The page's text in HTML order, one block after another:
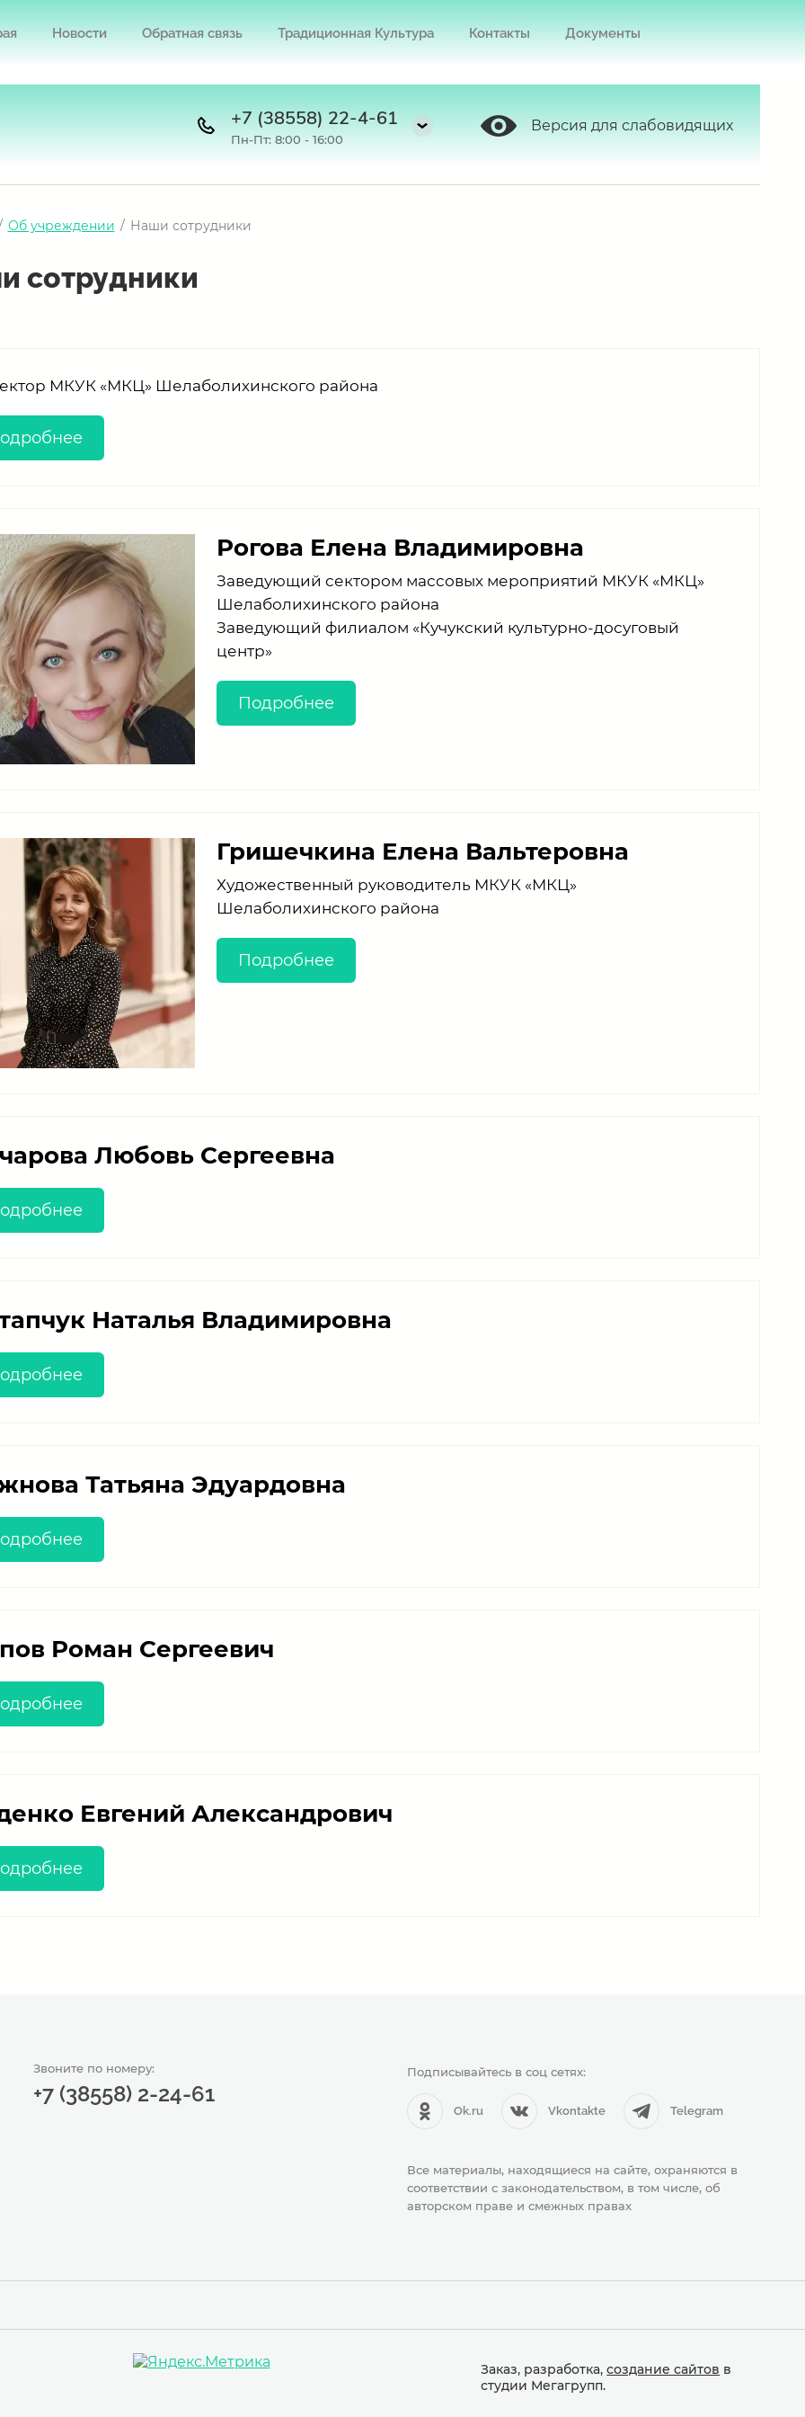
Новости Обратная связь Традиционная Культура Контакты Документы
Пн-Пт: 8:00 - 16:00
+7 (38558) 22-4-61 Версия для слабовидящих
Об учреждении / Наши сотрудники
сотрудники
МКУК «МКЦ» Шелаболихинского района
Рогова Елена Владимировна
Заведующий сектором массовых мероприятий МКУК «МКЦ»
Шелаболихинского района
Заведующий филиалом «Кучукский культурно-досуговый
центр»
Подробнее
Гришечкина Елена Вальтеровна
Художественный руководитель МКУК «МКЦ»
Шелаболихинского района
Подробнее
Любовь Сергеевна
Наталья Владимировна
Татьяна Эдуардовна
Роман Сергеевич
Евгений Александрович
Звоните по номеру:
+7 (38558) 2-24-61
Подписывайтесь в соц сетях:
Ok.ru Vkontakte Telegram
Все материалы, находящиеся на сайте, охраняются в
соответствии с законодательством, в том числе, об
авторском праве и смежных правах
Заказ, разработка,создание сайтов в
студии Мегагрупп.